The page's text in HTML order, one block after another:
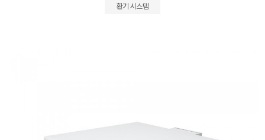
환기 시스템